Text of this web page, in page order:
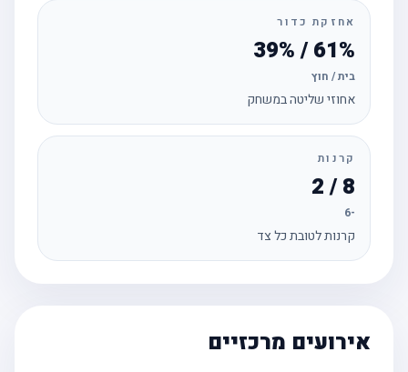
אחזקת כדור
61% / 39%
בית / חוץ
אחוזי שליטה במשחק
קרנות
קרנות לטובת כל צד
אירועים מרכזיים